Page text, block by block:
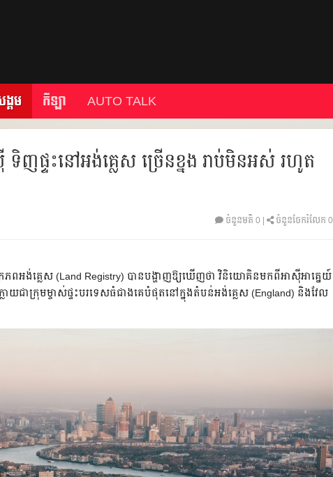
គម កីឡា AUTO TALK
ញផ្ទះនៅអង់គ្លេស ច្រើនខ្នង រាប់មិនអស់ រហូត
ចំនួនមតិ 0 ចំនួនចែករំលែក 0
ភពអង់គ្លេស (Land Registry) បានបង្ហាញឱ្យឃើញថា វិនិយោគិនមកពីអាស៊ីអាគ្នេយ៍
ជាក្រុមម្ចាស់ផ្ទះបរទេសធំជាងគេបំផុតនៅក្នុងតំបន់អង់គ្លេស (England) និងវែល